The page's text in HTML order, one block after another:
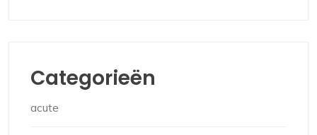
Categorieën
acute